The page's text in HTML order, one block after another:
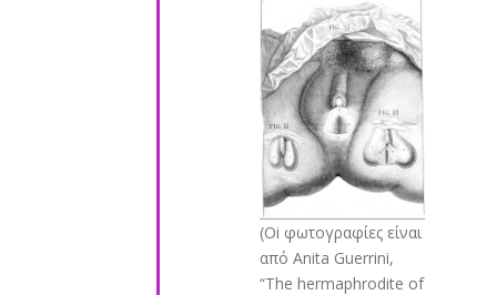
(Oi φωτογραφίες είναι
από Anita Guerrini,
“The hermaphrodite of